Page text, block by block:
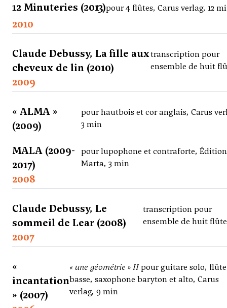
12 Minuteries (2013)pour 4 flûtes, Carus verlag, 12
2010
Claude Debussy, La fille aux
cheveux de lin (2010)
transcription pour
ensemble de huit
2009
« ALMA »
(2009)
pour hautbois et cor anglais, Carus
3 min
MALA (2009-
2017)
pour lupophone et contraforte,
Marta, 3 min
2008
Claude Debussy, Le
sommeil de Lear (2008)
transcription pour
ensemble de huit
2007
«
incantation
» (2007)
« une géométrie » IIpour guitare solo, flûte
basse, saxophone baryton et alto, Carus
verlag, 9 min